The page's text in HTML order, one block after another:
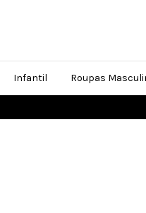
Infantil Roupas
FRETE